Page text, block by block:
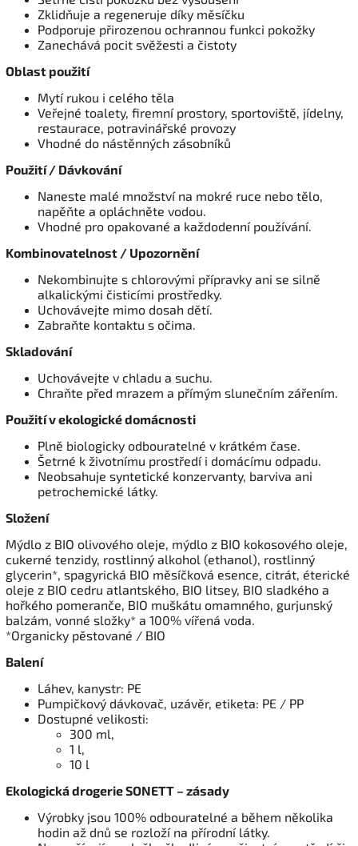
Zklidňuje a regeneruje díky měsíčku
Podporuje přirozenou ochrannou funkci pokožky
Zanechává pocit svěžesti a čistoty
Oblast použití
Mytí rukou i celého těla
Veřejné toalety, firemní prostory, sportoviště, jídelny,
restaurace, potravinářské provozy
Vhodné do nástěnných zásobníků
Použití / Dávkování
Naneste malé množství na mokré ruce nebo tělo,
napěňte a opláchněte vodou.
Vhodné pro opakované a každodenní používání.
Kombinovatelnost / Upozornění
Nekombinujte s chlorovými přípravky ani se silně
alkalickými čisticími prostředky.
Uchovávejte mimo dosah dětí.
Zabraňte kontaktu s očima.
Skladování
Uchovávejte v chladu a suchu.
Chraňte před mrazem a přímým slunečním zářením.
Použití v ekologické domácnosti
Plně biologicky odbouratelné v krátkém čase.
Šetrné k životnímu prostředí i domácímu odpadu.
Neobsahuje syntetické konzervanty, barviva ani
petrochemické látky.
Složení
Mýdlo z BIO olivového oleje, mýdlo z BIO kokosového oleje,
cukerné tenzidy, rostlinný alkohol (ethanol), rostlinný
glycerin*, spagyrická BIO měsíčková esence, citrát, éterické
oleje z BIO cedru atlantského, BIO litsey, BIO sladkého a
hořkého pomeranče, BIO muškátu omamného, gurjunský
balzám, vonné složky* a 100% vířená voda.
*Organicky pěstované / BIO
Balení
Láhev, kanystr: PE
Pumpičkový dávkovač, uzávěr, etiketa: PE / PP
Dostupné velikosti:
300 ml,
1 l,
10 l
Ekologická drogerie SONETT – zásady
Výrobky jsou 100% odbouratelné a během několika
hodin až dnů se rozloží na přírodní látky.